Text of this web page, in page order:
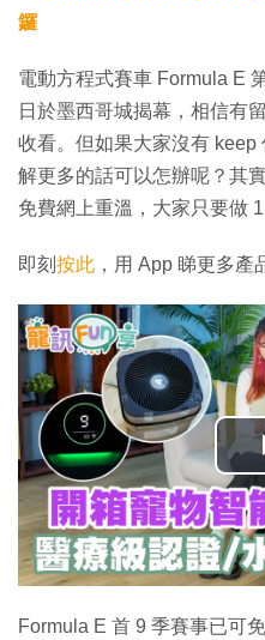
電動方程式賽車 Formula E
日於墨西哥城揭幕，相信有
收看。但如果大家沒有 keep
解更多的話可以怎辦呢？其
免費網上重溫，大家只要做 1
即刻 按此 ，用 App 睇更多產
Formula E 首 9 季賽事已可